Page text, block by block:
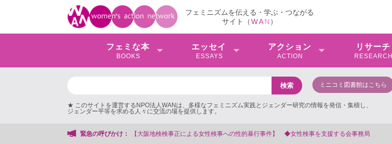
フェミニズムを伝える・学ぶ・つながる
サイト（WAN ）
フェミな本
BOOKS
エッセイ
ESSAYS
アクション
ACTION
リサーチ
RESEARCH
ミニコミ図書館はこちら
★ このサイトを運営するNPO法人WANは、多様なフェミニズム実践とジェンダー研究の情報を発信・集積し、
ジェンダー平等を求める人々に交流の場を提供します。
緊急の呼びかけ：
による女性検事への性的暴行事件】 ◆女性検事を支援する会事務局